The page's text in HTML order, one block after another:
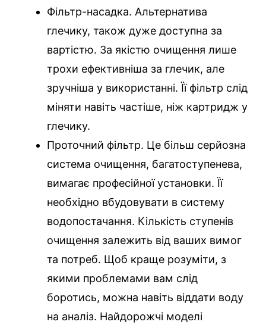
Фільтр-насадка. Альтернатива
глечику, також дуже доступна за
вартістю. За якістю очищення лише
трохи ефективніша за глечик, але
зручніша у використанні. Її фільтр слід
міняти навіть частіше, ніж картридж у
глечику.
Проточний фільтр. Це більш серйозна
система очищення, багатоступенева,
вимагає професійної установки. Її
необхідно вбудовувати в систему
водопостачання. Кількість ступенів
очищення залежить від ваших вимог
та потреб. Щоб краще розуміти, з
якими проблемами вам слід
боротись, можна навіть віддати воду
на аналіз. Найдорожчі моделі